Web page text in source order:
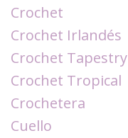
Crochet
Crochet Irlandés
Crochet Tapestry
Crochet Tropical
Crochetera
Cuello